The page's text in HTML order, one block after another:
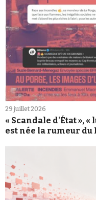
29 juillet 2026
« Scandale d'État »,
est née la rumeur du